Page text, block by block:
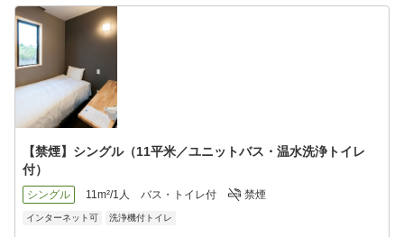
□ ランドリースペース有
└洗濯機3台（無料）乾燥機3台（有料）全自動洗濯乾燥機2台
（有料）
└洗剤は各自ご用意下さい（フロント販売あり）
┏━┓
┃当館周辺のご案内
┗━┛
□ 日帰り入浴施設「ユーフォリア千里浜」（車で約5分）
□ 千里浜海岸（車で約5分）
□ 気多大社／妙成寺（車で約15分）
□ 妙成寺／21世紀美術館（車で約60分）
□ 輪島朝市（車で約70分）
【禁煙】シングル（11平米／ユニットバス・温水洗浄トイレ
付）
シングル 11m²/1人 バス・トイレ付 禁煙
インターネット可 洗浄機付トイレ